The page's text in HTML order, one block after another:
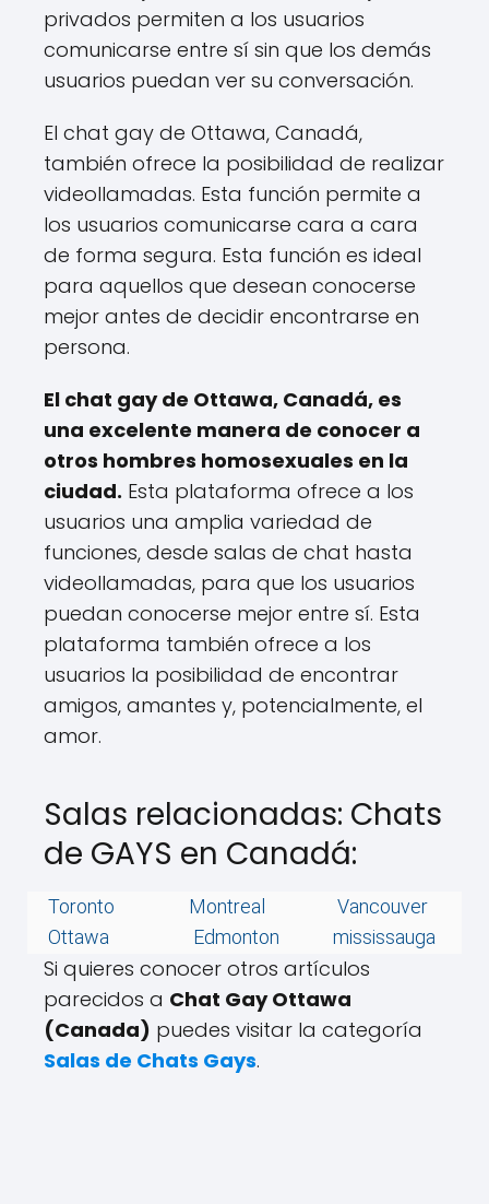
privados permiten a los usuarios
comunicarse entre sí sin que los demás
usuarios puedan ver su conversación.
El chat gay de Ottawa, Canadá,
también ofrece la posibilidad de realizar
videollamadas. Esta función permite a
los usuarios comunicarse cara a cara
de forma segura. Esta función es ideal
para aquellos que desean conocerse
mejor antes de decidir encontrarse en
persona.
El chat gay de Ottawa, Canadá, es
una excelente manera de conocer a
otros hombres homosexuales en la
ciudad. Esta plataforma ofrece a los
usuarios una amplia variedad de
funciones, desde salas de chat hasta
videollamadas, para que los usuarios
puedan conocerse mejor entre sí. Esta
plataforma también ofrece a los
usuarios la posibilidad de encontrar
amigos, amantes y, potencialmente, el
amor.
Salas relacionadas: Chats
de GAYS en Canadá:
Toronto Montreal
Vancouver
Ottawa
Edmonton mississauga
Si quieres conocer otros artículos
parecidos a Chat Gay Ottawa
(Canada) puedes visitar la categoría
Salas de Chats Gays.